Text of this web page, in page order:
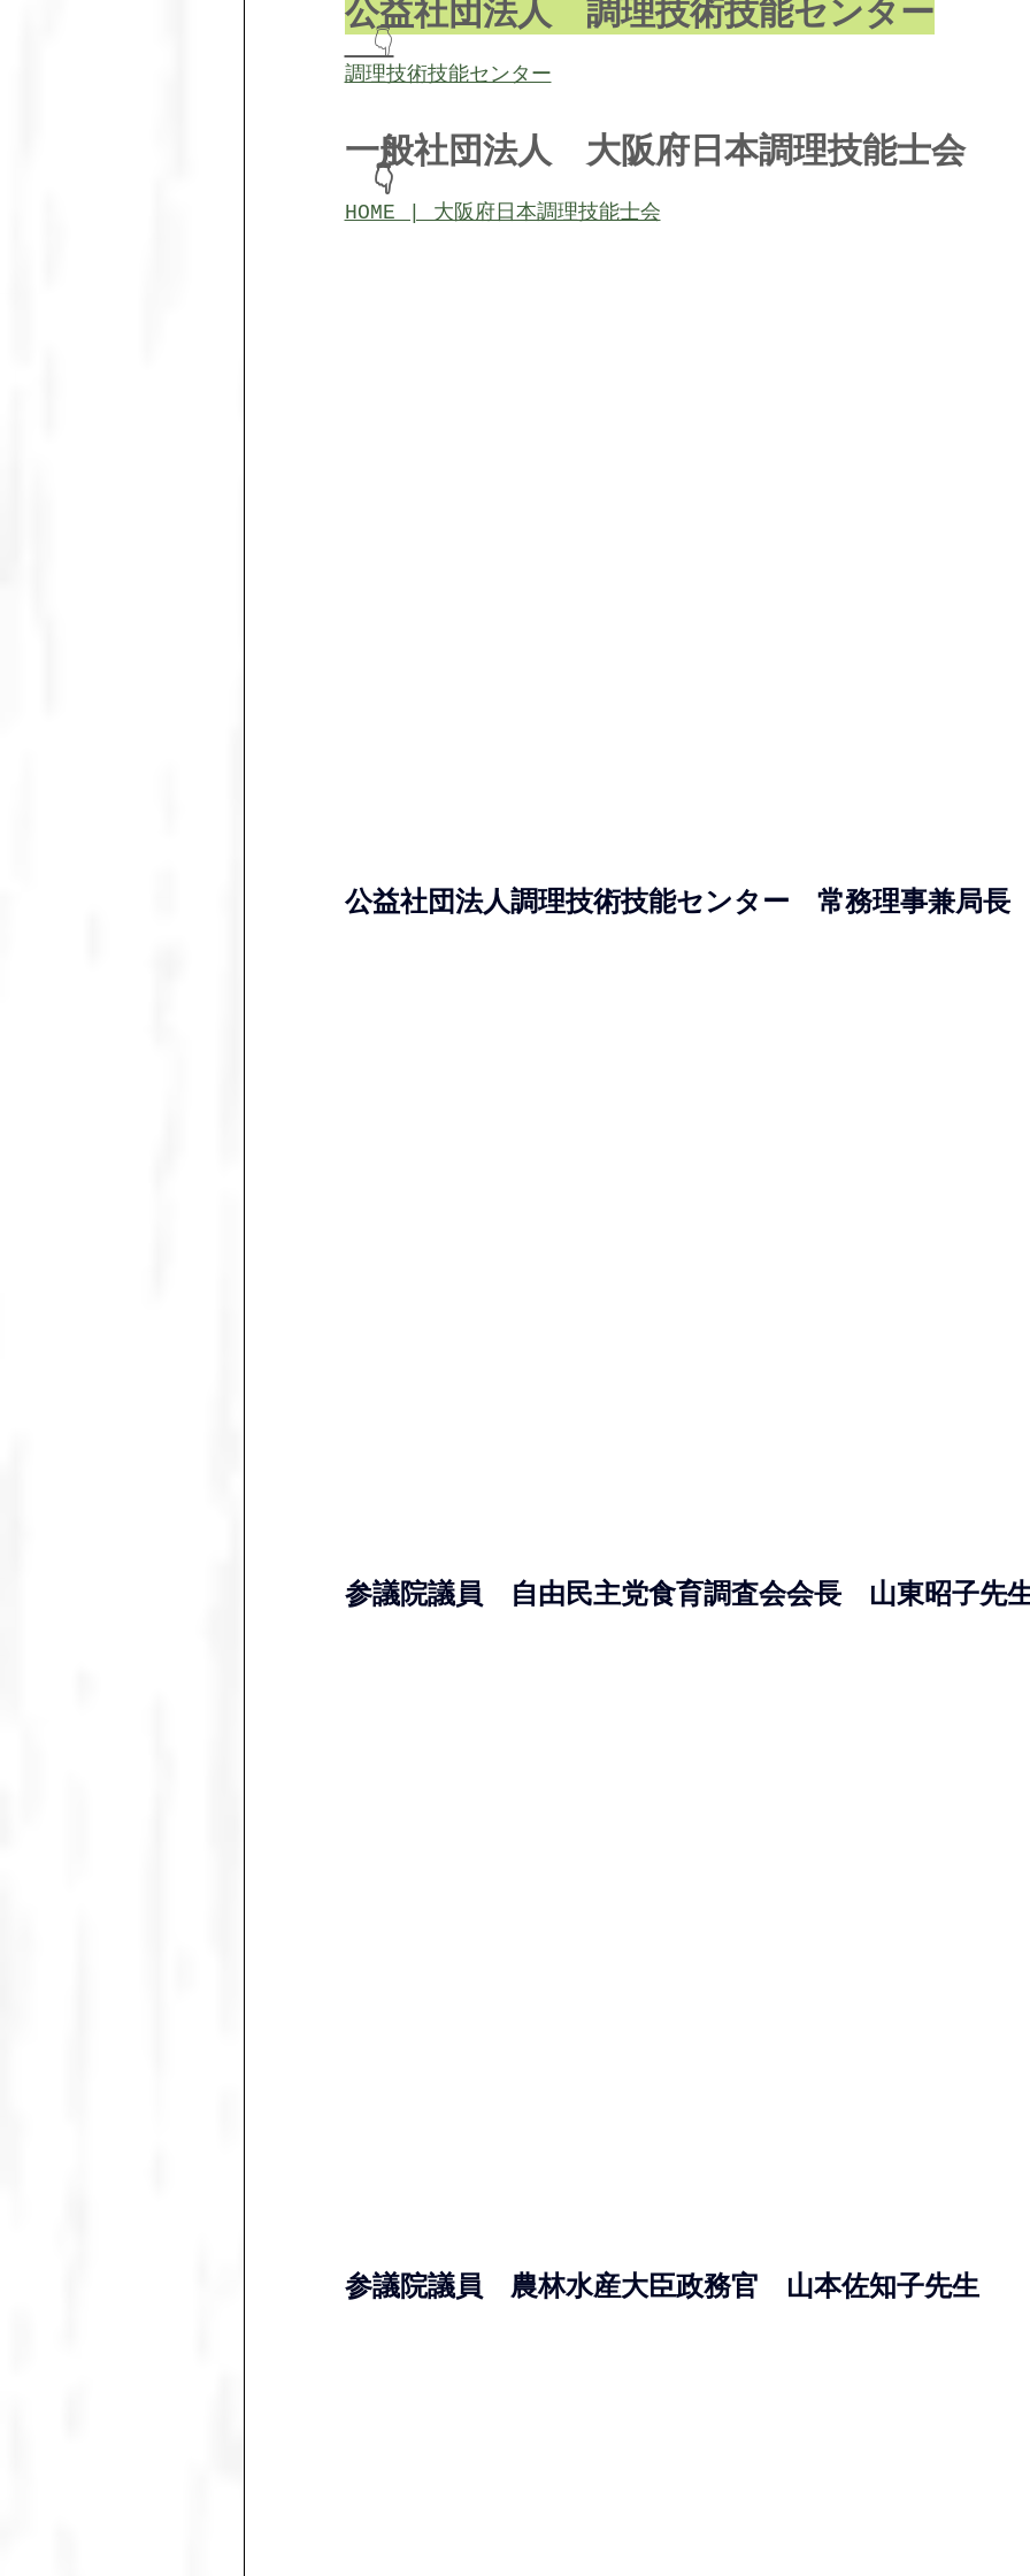
公益社団法人　調理技術技能センター
👇
調理技術技能センター
一般社団法人　大阪府日本調理技能士会
👇
HOME | 大阪府日本調理技能士会
公益社団法人調理技術技能センター　常務理事兼局長
参議院議員　自由民主党食育調査会会長　山東昭子先
参議院議員　農林水産大臣政務官　山本佐知子先生